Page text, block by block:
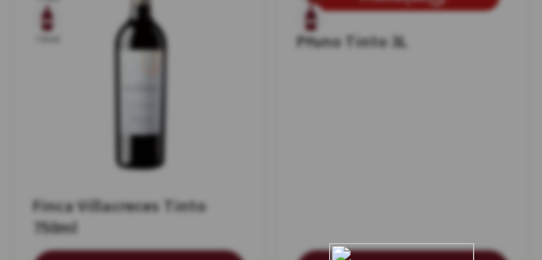
Finca Villacreces Tinto
750ml
Pruno Tinto 3L
3L